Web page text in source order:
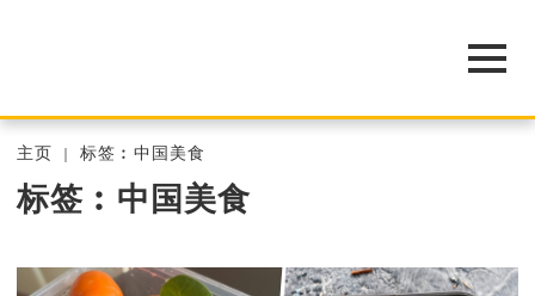
主页 标签︰中国美食
标签︰中国美食